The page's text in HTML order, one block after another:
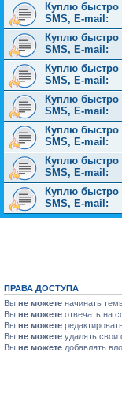
Куплю быстро
SMS, E-mail:
Куплю быстро
SMS, E-mail:
Куплю быстро
SMS, E-mail:
Куплю быстро
SMS, E-mail:
Куплю быстро
SMS, E-mail:
Куплю быстро
SMS, E-mail:
Куплю быстро
SMS, E-mail:
ПРАВА ДОСТУПА
Вы не можете начинать
Вы не можете отвечать на
Вы не можете
Вы не можете удалять свои
Вы не можете добавлять